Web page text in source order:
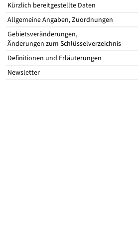
Kürzlich bereitgestellte Daten
Allgemeine Angaben, Zuordnungen
Gebietsveränderungen,
Änderungen zum Schlüsselverzeichnis
Definitionen und Erläuterungen
Newsletter